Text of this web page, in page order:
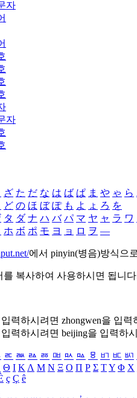
자
자
ざ た だ な は ば ぱ ま や ゃ ら
ど の ほ ぼ ぽ も よ ょ ろ を
タ ダ ナ ハ バ パ マ ヤ ャ ラ ワ
ホ ボ ポ モ ヨ ョ ロ ヲ ―
에서 pinyin(병음)방식으
를 복사하여 사용하시면 됩니
력하시려면 zhongwen을 입력
력하시려면 beijing을 입력하
ㅪ ㅫ ㅬ ㅭ ㅮ ㅯ ㅰ ㅱ ㅲ ㅳ ㅴ
Θ Ι ΚΛ Μ Ν Ξ Ο Π Ρ Σ ΤΥ Φ Χ
ç Ç ê